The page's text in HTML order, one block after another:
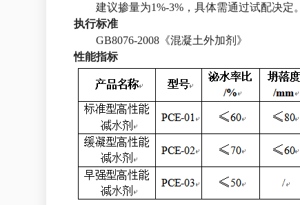
建议掺量为1%-3%，具体需通过试配决定。
执行标准
GB8076-2008《混凝土外加剂》
性能指标